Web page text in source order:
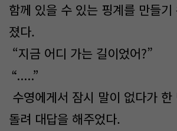
함께 있을 수 있는 핑계를 만들기
졌다.
“지금 어디 가는 길이었어?”
“.....”
수영에게서 잠시 말이 없다가
돌려 대답을 해주었다.